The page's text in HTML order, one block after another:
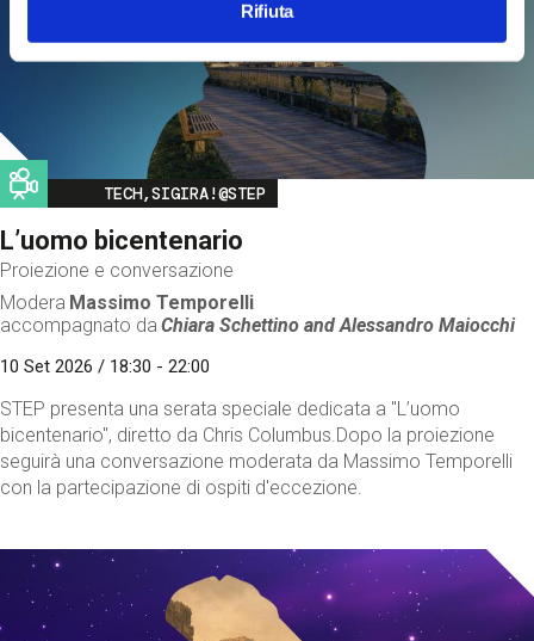
Rifiuta
Image
TECH,SIGIRA!@STEP
L’uomo bicentenario
Proiezione e conversazione
Modera Massimo Temporelli
accompagnato da Chiara Schettino andAlessandro Maiocchi
10 Set 2026 / 18:30 - 22:00
STEP presenta una serata speciale dedicata a "L’uomo
bicentenario", diretto da Chris Columbus.Dopo la proiezione
seguirà una conversazione moderata da Massimo Temporelli
con la partecipazione di ospiti d'eccezione.